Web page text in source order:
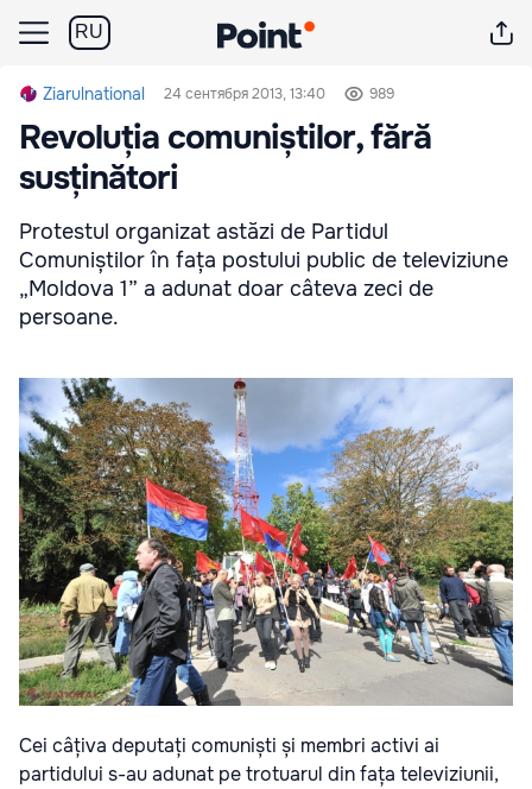
RU
Ziarulnational 24 сентября 2013, 13:40 989
Revoluția comuniștilor, fără
susținători
Protestul organizat astăzi de Partidul
Comuniștilor în fața postului public de televiziune
„Moldova 1” a adunat doar câteva zeci de
persoane.
Cei câțiva deputați comuniști și membri activi ai
partidului s-au adunat pe trotuarul din fața televiziunii,